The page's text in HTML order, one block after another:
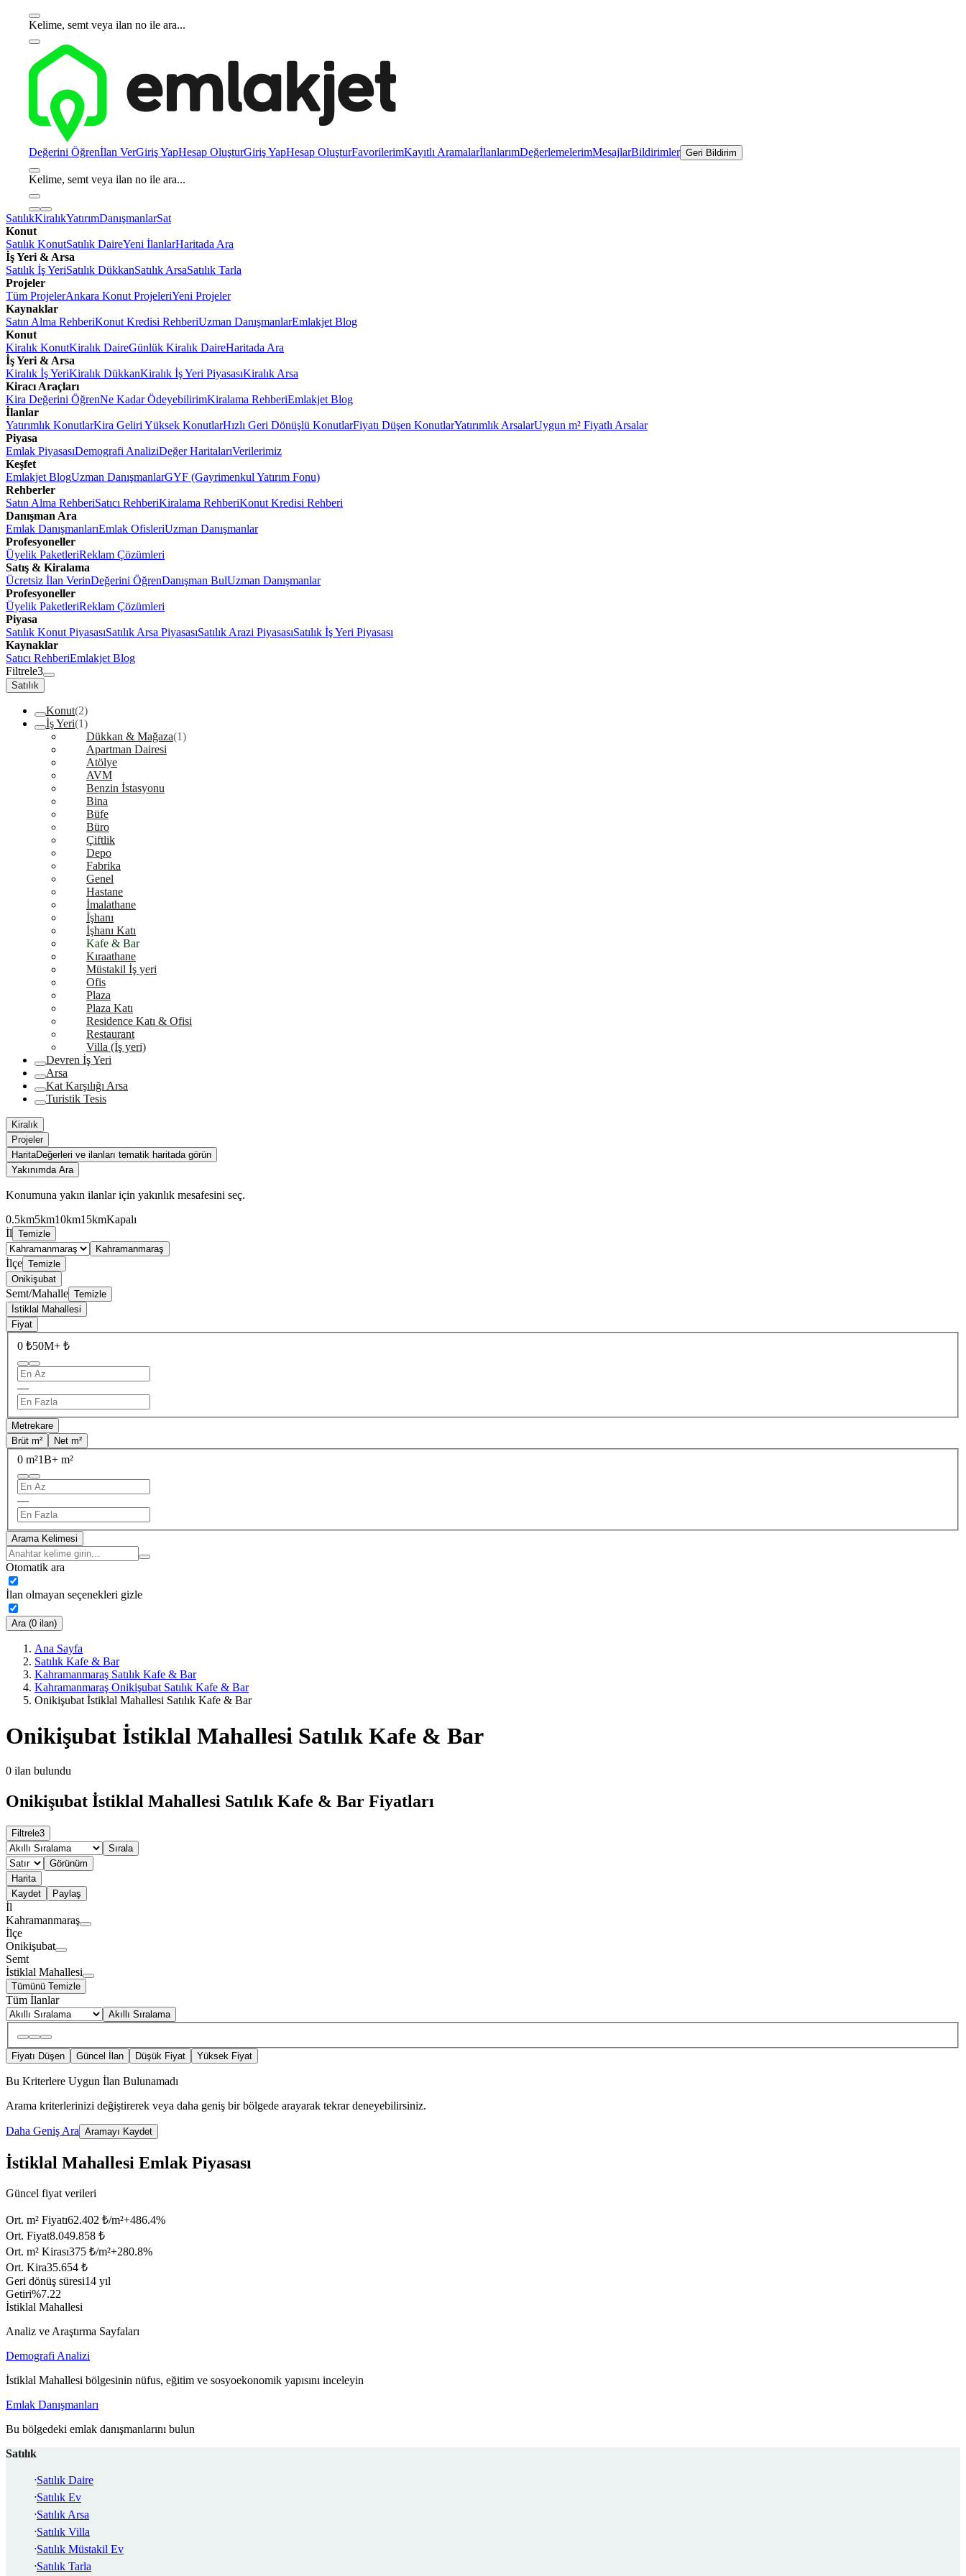
Kelime, semt veya ilan no ile ara...
Değerini Öğrenİlan VerGiriş YapHesap OluşturGiriş YapHesap OluşturFavorilerimKayıtlı AramalarİlanlarımDeğerlemelerimMesajlarBildirimler Geri Bildirim
Kelime, semt veya ilan no ile ara...
SatılıkKiralıkYatırımDanışmanlarSat
Konut
Satılık KonutSatılık DaireYeni İlanlarHaritada Ara
İş Yeri & Arsa
Satılık İş YeriSatılık DükkanSatılık ArsaSatılık Tarla
Projeler
Tüm ProjelerAnkara Konut ProjeleriYeni Projeler
Kaynaklar
Satın Alma RehberiKonut Kredisi RehberiUzman DanışmanlarEmlakjet Blog
Konut
Kiralık KonutKiralık DaireGünlük Kiralık DaireHaritada Ara
İş Yeri & Arsa
Kiralık İş YeriKiralık DükkanKiralık İş Yeri PiyasasıKiralık Arsa
Kiracı Araçları
Kira Değerini ÖğrenNe Kadar ÖdeyebilirimKiralama RehberiEmlakjet Blog
İlanlar
Yatırımlık KonutlarKira Geliri Yüksek KonutlarHızlı Geri Dönüşlü KonutlarFiyatı Düşen KonutlarYatırımlık ArsalarUygun m² Fiyatlı Arsalar
Piyasa
Emlak PiyasasıDemografi AnaliziDeğer HaritalarıVerilerimiz
Keşfet
Emlakjet BlogUzman DanışmanlarGYF (Gayrimenkul Yatırım Fonu)
Rehberler
Satın Alma RehberiSatıcı RehberiKiralama RehberiKonut Kredisi Rehberi
Danışman Ara
Emlak DanışmanlarıEmlak OfisleriUzman Danışmanlar
Profesyoneller
Üyelik PaketleriReklam Çözümleri
Satış & Kiralama
Ücretsiz İlan VerinDeğerini ÖğrenDanışman BulUzman Danışmanlar
Profesyoneller
Üyelik PaketleriReklam Çözümleri
Piyasa
Satılık Konut PiyasasıSatılık Arsa PiyasasıSatılık Arazi PiyasasıSatılık İş Yeri Piyasası
Kaynaklar
Satıcı RehberiEmlakjet Blog
Filtrele3
Satılık
Konut(2)
İş Yeri(1)
Dükkan & Mağaza(1)
Apartman Dairesi
Atölye
AVM
Benzin İstasyonu
Bina
Büfe
Büro
Çiftlik
Depo
Fabrika
Genel
Hastane
İmalathane
İşhanı
İşhanı Katı
Kafe & Bar
Kıraathane
Müstakil İş yeri
Ofis
Plaza
Plaza Katı
Residence Katı & Ofisi
Restaurant
Villa (İş yeri)
Devren İş Yeri
Arsa
Kat Karşılığı Arsa
Turistik Tesis
Kiralık
Projeler
HaritaDeğerleri ve ilanları tematik haritada görün
Yakınımda Ara
Konumuna yakın ilanlar için yakınlık mesafesini seç.
0.5km5km10km15kmKapalı
İl Temizle
Kahramanmaraş
İlçe Temizle
Onikişubat
Semt/Mahalle Temizle
İstiklal Mahallesi
Fiyat
0 ₺50M+ ₺
—
Metrekare
Brüt m²
Net m²
0 m²1B+ m²
—
Arama Kelimesi
Otomatik ara
İlan olmayan seçenekleri gizle
Ara (0 ilan)
Ana Sayfa
Satılık Kafe & Bar
Kahramanmaraş Satılık Kafe & Bar
Kahramanmaraş Onikişubat Satılık Kafe & Bar
Onikişubat İstiklal Mahallesi Satılık Kafe & Bar
Onikişubat İstiklal Mahallesi Satılık Kafe & Bar
0 ilan bulundu
Onikişubat İstiklal Mahallesi Satılık Kafe & Bar Fiyatları
Filtrele3
Sırala
Görünüm
Harita
Kaydet
Paylaş
İl
Kahramanmaraş
İlçe
Onikişubat
Semt
İstiklal Mahallesi
Tümünü Temizle
Tüm İlanlar
Akıllı Sıralama
Fiyatı Düşen Güncel İlan Düşük Fiyat Yüksek Fiyat
Bu Kriterlere Uygun İlan Bulunamadı
Arama kriterlerinizi değiştirerek veya daha geniş bir bölgede arayarak tekrar deneyebilirsiniz.
Daha Geniş Ara Aramayı Kaydet
İstiklal Mahallesi Emlak Piyasası
Güncel fiyat verileri
Ort. m² Fiyatı62.402 ₺/m²+486.4%
Ort. Fiyat8.049.858 ₺
Ort. m² Kirası375 ₺/m²+280.8%
Ort. Kira35.654 ₺
Geri dönüş süresi14 yıl
Getiri%7.22
İstiklal Mahallesi
Analiz ve Araştırma Sayfaları
Demografi Analizi
İstiklal Mahallesi bölgesinin nüfus, eğitim ve sosyoekonomik yapısını inceleyin
Emlak Danışmanları
Bu bölgedeki emlak danışmanlarını bulun
Satılık
Satılık Daire
Satılık Ev
Satılık Arsa
Satılık Villa
Satılık Müstakil Ev
Satılık Tarla